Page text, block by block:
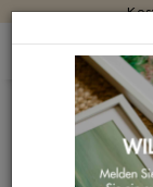
ANMELDEN